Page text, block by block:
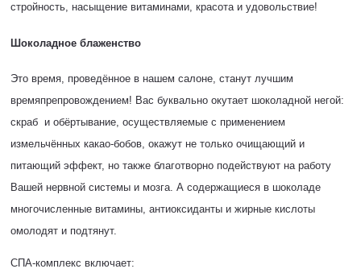
стройность, насыщение витаминами, красота и удовольствие!
Шоколадное блаженство
Это время, проведённое в нашем салоне, станут лучшим
времяпрепровождением! Вас буквально окутает шоколадной негой:
скраб и обёртывание, осуществляемые с применением
измельчённых какао-бобов, окажут не только очищающий и
питающий эффект, но также благотворно подействуют на работу
Вашей нервной системы и мозга. А содержащиеся в шоколаде
многочисленные витамины, антиоксиданты и жирные кислоты
омолодят и подтянут.
СПА-комплекс включает: